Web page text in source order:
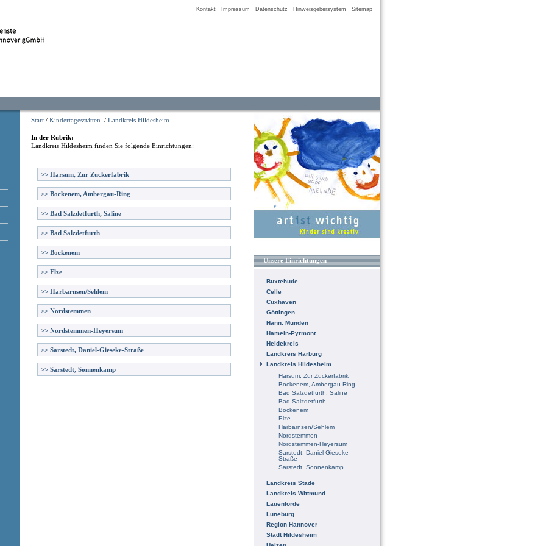
Kontakt Impressum Datenschutz Hinweisgebersystem Sitemap
Start / Kindertagesstätten / Landkreis Hildesheim
In der Rubrik:
Landkreis Hildesheim finden Sie folgende Einrichtungen:
>> Harsum, Zur Zuckerfabrik
>> Bockenem, Ambergau-Ring
>> Bad Salzdetfurth, Saline
>> Bad Salzdetfurth
>> Bockenem
>> Elze
>> Harbarnsen/Sehlem
>> Nordstemmen
>> Nordstemmen-Heyersum
>> Sarstedt, Daniel-Gieseke-Straße
>> Sarstedt, Sonnenkamp
Unsere Einrichtungen
Buxtehude
Celle
Cuxhaven
Göttingen
Hann. Münden
Hameln-Pyrmont
Heidekreis
Landkreis Harburg
Landkreis Hildesheim
Harsum, Zur Zuckerfabrik
Bockenem, Ambergau-Ring
Bad Salzdetfurth, Saline
Bad Salzdetfurth
Bockenem
Elze
Harbarnsen/Sehlem
Nordstemmen
Nordstemmen-Heyersum
Sarstedt, Daniel-Gieseke-
Straße
Sarstedt, Sonnenkamp
Landkreis Stade
Landkreis Wittmund
Lauenförde
Lüneburg
Region Hannover
Stadt Hildesheim